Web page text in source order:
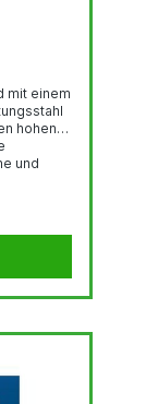
mit einem
hohen
und
10°.
zum
Rohren